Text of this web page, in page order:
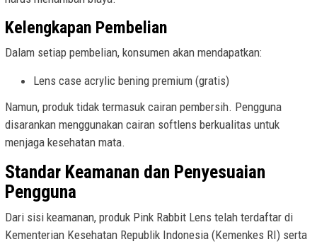
Kelengkapan Pembelian
Dalam setiap pembelian, konsumen akan mendapatkan:
Lens case acrylic bening premium (gratis)
Namun, produk tidak termasuk cairan pembersih. Pengguna
disarankan menggunakan cairan softlens berkualitas untuk
menjaga kesehatan mata.
Standar Keamanan dan Penyesuaian
Pengguna
Dari sisi keamanan, produk Pink Rabbit Lens telah terdaftar di
Kementerian Kesehatan Republik Indonesia (Kemenkes RI) serta